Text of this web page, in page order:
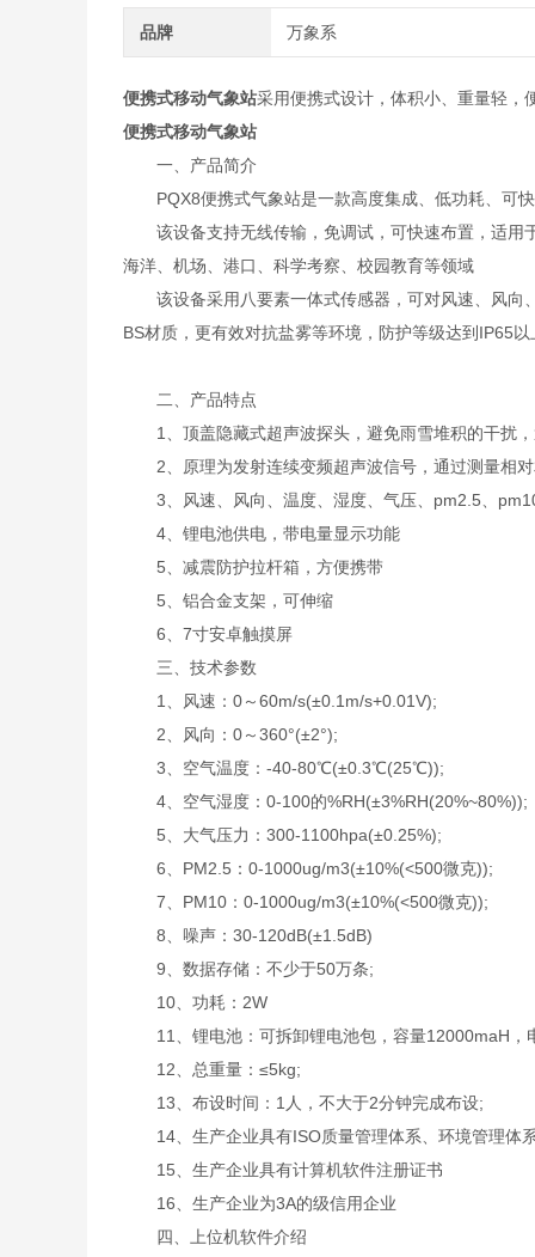
品牌 万象系
便携式移动气象站采用便携式设计，体积小、重量轻，
便携式移动气象站
一、产品简介
PQX8便携式气象站是一款高度集成、低功耗、可快
该设备支持无线传输，免调试，可快速布置，适用
海洋、机场、港口、科学考察、校园教育等领域
该设备采用八要素一体式传感器，可对风速、风向
BS材质，更有效对抗盐雾等环境，防护等级达到IP65以
二、产品特点
1、顶盖隐藏式超声波探头，避免雨雪堆积的干扰
2、原理为发射连续变频超声波信号，通过测量相
3、风速、风向、温度、湿度、气压、pm2.5、
4、锂电池供电，带电量显示功能
5、减震防护拉杆箱，方便携带
5、铝合金支架，可伸缩
6、7寸安卓触摸屏
三、技术参数
1、风速：0～60m/s(±0.1m/s+0.01V);
2、风向：0～360°(±2°);
3、空气温度：-40-80℃(±0.3℃(25℃));
4、空气湿度：0-100的%RH(±3%RH(20%~80%));
5、大气压力：300-1100hpa(±0.25%);
6、PM2.5：0-1000ug/m3(±10%(<500微克));
7、PM10：0-1000ug/m3(±10%(<500微克));
8、噪声：30-120dB(±1.5dB)
9、数据存储：不少于50万条;
10、功耗：2W
11、锂电池：可拆卸锂电池包，容量12000maH，
12、总重量：≤5kg;
13、布设时间：1人，不大于2分钟完成布设;
14、生产企业具有ISO质量管理体系、环境管理体
15、生产企业具有计算机软件注册证书
16、生产企业为3A的级信用企业
四、上位机软件介绍